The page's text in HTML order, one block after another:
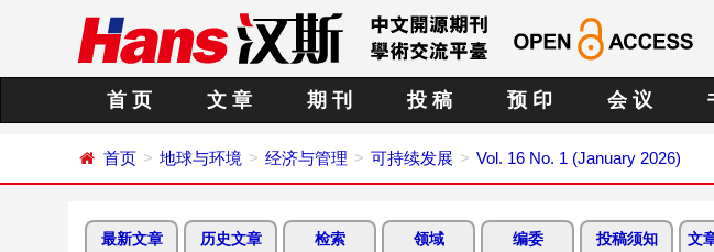
首 页 文 章 期 刊 投 稿 预 印 会 议
首页 地球与环境 经济与管理 可持续发展 Vol. 16 No. 1 (January 2026)
最新文章 历史文章 检索 领域 编委 投稿须知 文